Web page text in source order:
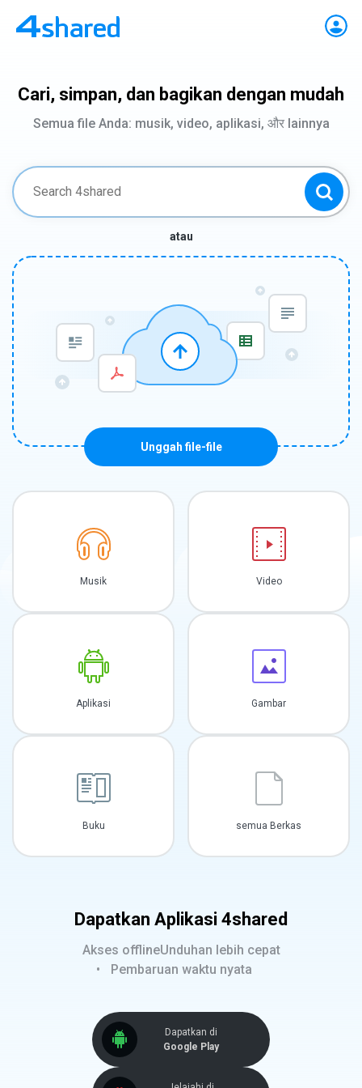
Cari, simpan, dan bagikan dengan mudah
Semua file Anda: musik, video, aplikasi, और lainnya
atau
Unggah file-file
Musik Video
Aplikasi Gambar
Buku semua Berkas
Dapatkan Aplikasi 4shared
Akses offlineUnduhan lebih cepat
Pembaruan waktu nyata
Dapatkan di
Google Play